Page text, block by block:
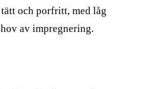
och porfritt, med låg
av impregnering.